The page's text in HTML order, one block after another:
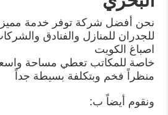
نحن أفضل شركة توفر خدمة
للجدران للمنازل والفنادق
اصباغ الكويت
خاصة للمكاتب تعطي مساحة
منظراً فخم وبتكلفة بسيطة جداً
ونقوم أيضاً ب: